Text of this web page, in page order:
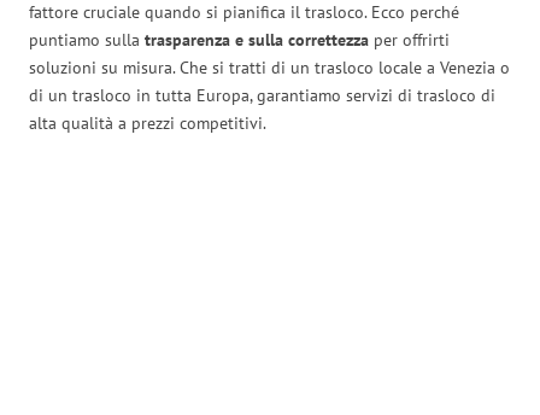
fattore cruciale quando si pianifica il trasloco. Ecco perché
puntiamo sulla trasparenza e sulla correttezza per offrirti
soluzioni su misura. Che si tratti di un trasloco locale a Venezia o
di un trasloco in tutta Europa, garantiamo servizi di trasloco di
alta qualità a prezzi competitivi.